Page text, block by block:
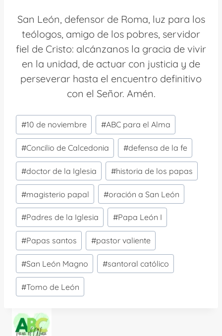
San León, defensor de Roma, luz para los
teólogos, amigo de los pobres, servidor
fiel de Cristo: alcánzanos la gracia de vivir
en la unidad, de actuar con justicia y de
perseverar hasta el encuentro definitivo
con el Señor. Amén.
Etiquetas
de
la
entrada:
#10 de noviembre #ABC para el Alma
#Concilio de Calcedonia #defensa de la fe
#doctor de la Iglesia #historia de los papas
#magisterio papal #oración a San León
#Padres de la Iglesia #Papa León I
#Papas santos #pastor valiente
#San León Magno #santoral católico
#Tomo de León